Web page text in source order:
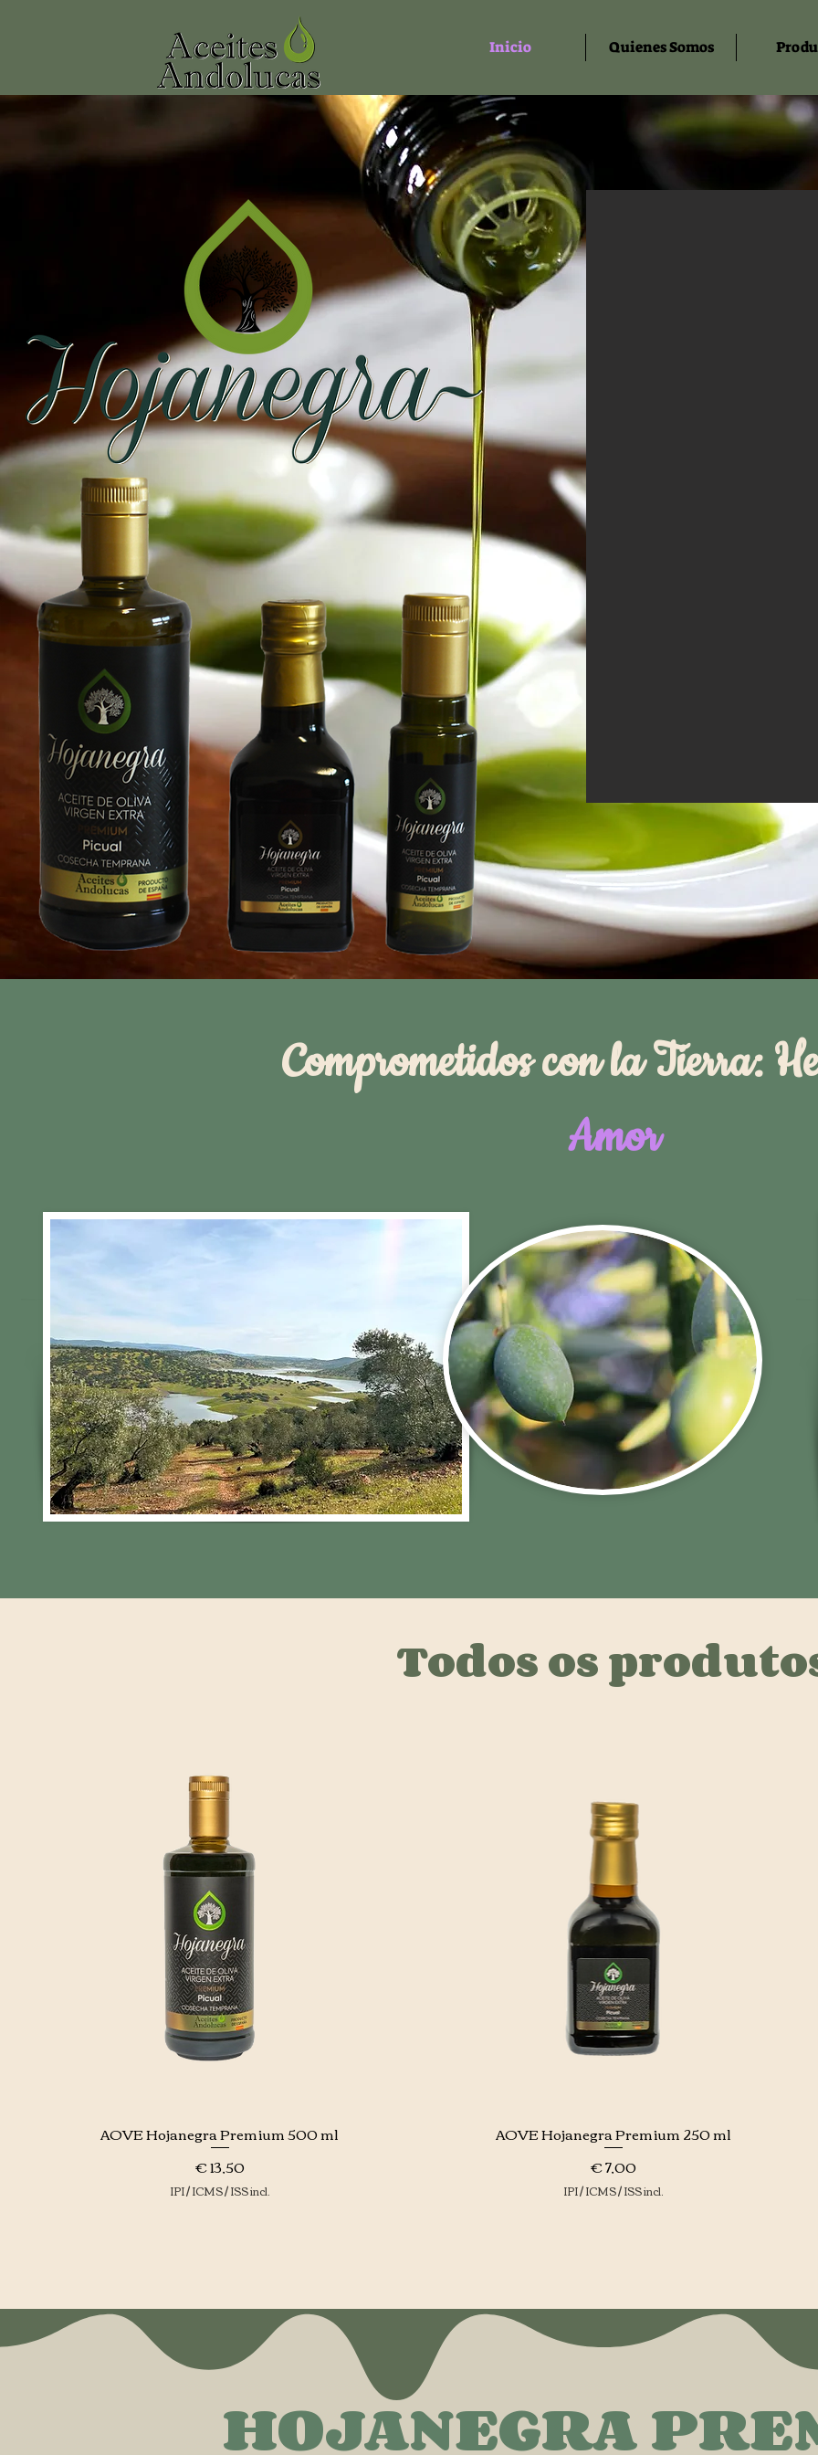
Inicio Quienes Somos
Comprometidos con la Tierra:
Amor
Todos os
Visualização rápida
AOVE Hojanegra Premium 500 ml
Preço
€ 13,50
IPI / ICMS / ISS incl.
Visualização rápida
AOVE Hojanegra Premium 250 ml
Preço
€ 7,00
IPI / ICMS / ISS incl.
HOJANEGRA